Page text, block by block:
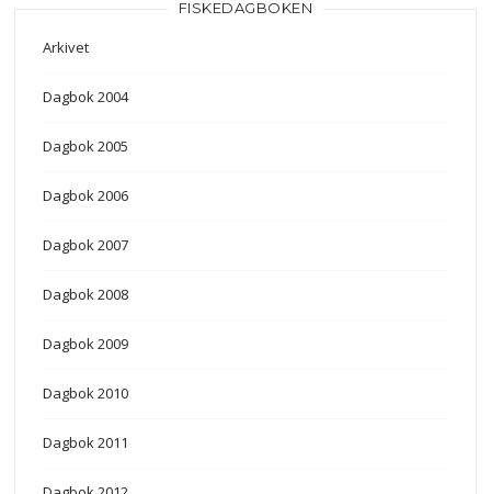
FISKEDAGBOKEN
Arkivet
Dagbok 2004
Dagbok 2005
Dagbok 2006
Dagbok 2007
Dagbok 2008
Dagbok 2009
Dagbok 2010
Dagbok 2011